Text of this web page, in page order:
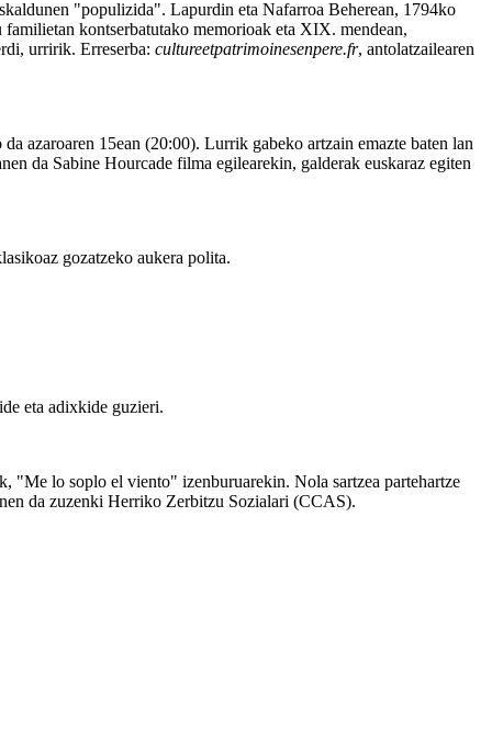
"populizida". Lapurdin eta Nafarroa Beherean, 1794ko
kontserbatutako memorioak eta XIX. mendean,
urririk. Erreserba: cultureetpatrimoinesenpere.fr, antolatzailearen
azaroaren 15ean (20:00). Lurrik gabeko artzain emazte baten lan
da Sabine Hourcade filma egilearekin, galderak euskaraz egiten
gozatzeko aukera polita.
eta adixkide guzieri.
"Me lo soplo el viento" izenburuarekin. Nola sartzea partehartze
da zuzenki Herriko Zerbitzu Sozialari (CCAS).